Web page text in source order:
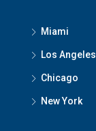
Miami
Los Angeles
Chicago
New York